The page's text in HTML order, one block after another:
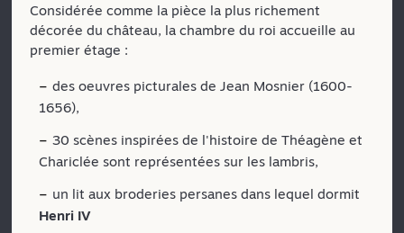
Considérée comme la pièce la plus richement
décorée du château, la chambre du roi accueille au
premier étage :
des oeuvres picturales de Jean Mosnier (1600-
1656),
30 scènes inspirées de l'histoire de Théagène et
Chariclée sont représentées sur les lambris,
un lit aux broderies persanes dans lequel dormit
Henri IV